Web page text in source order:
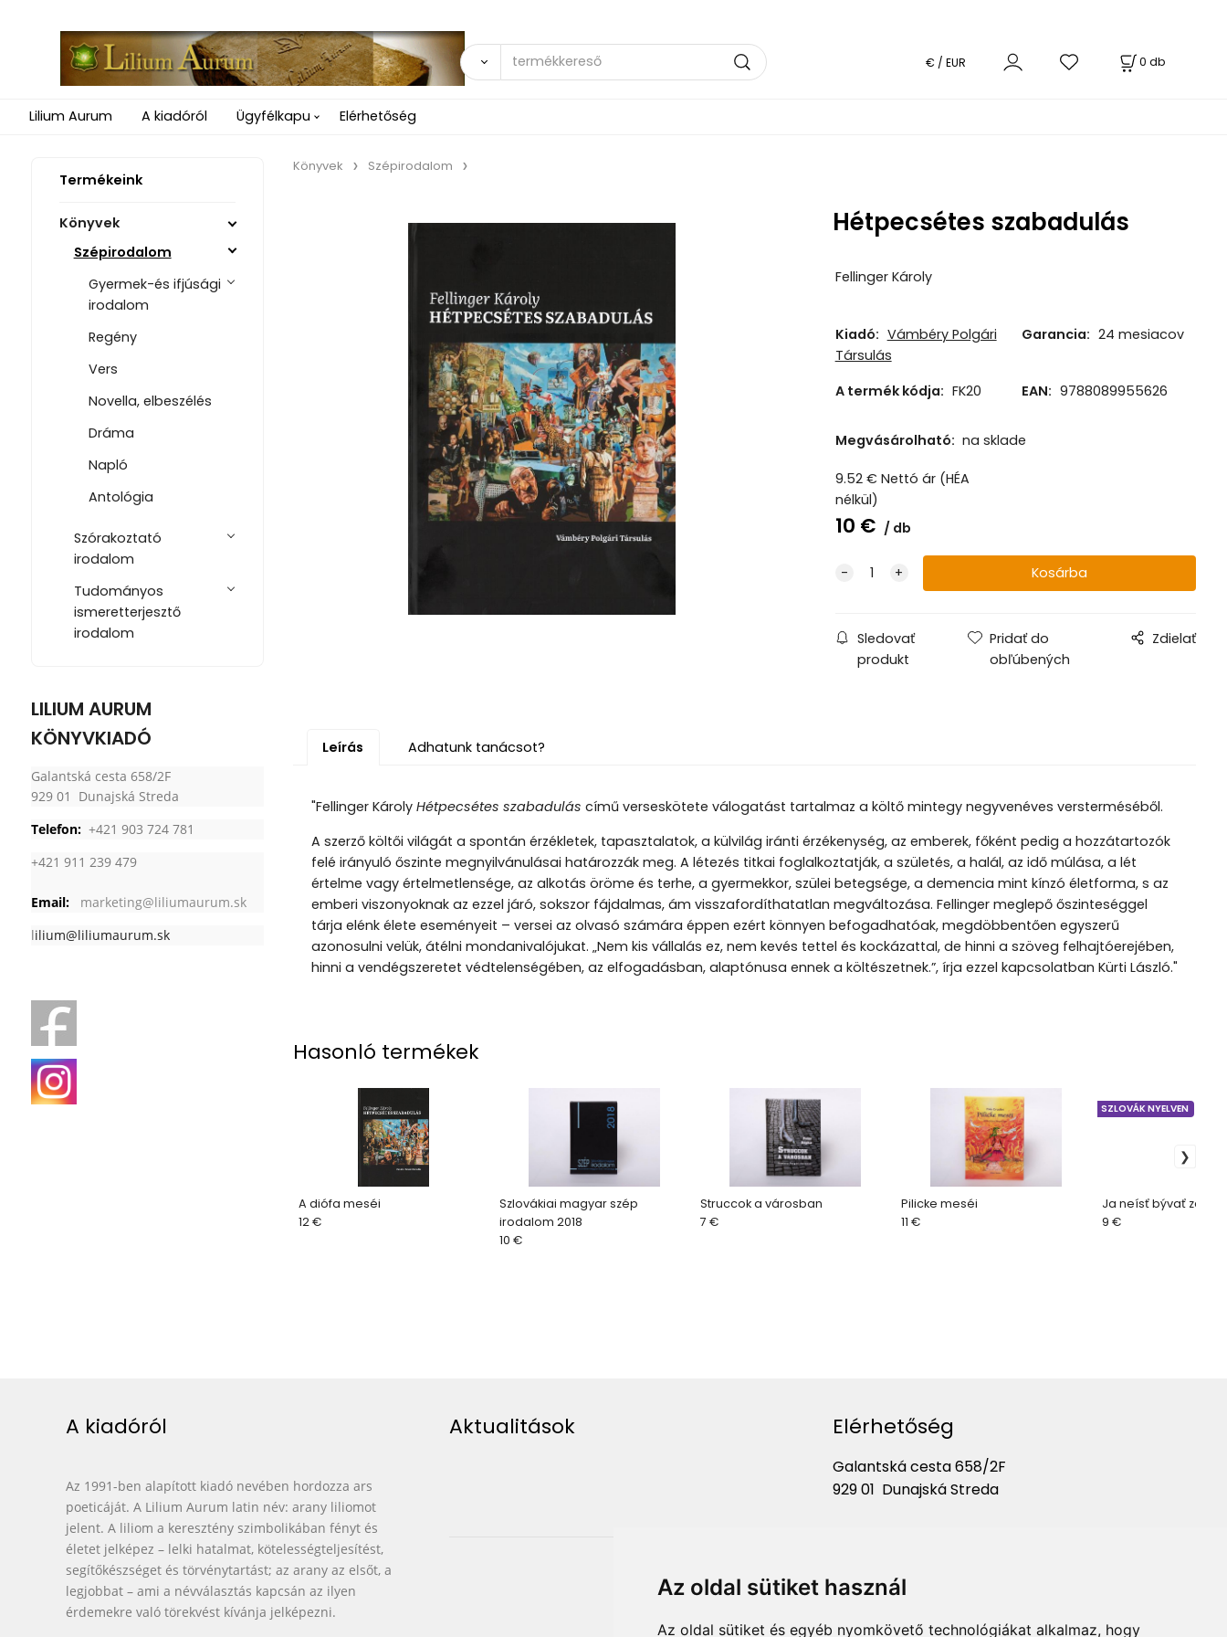
Az oldal sütiket használ
Az oldal sütiket és egyéb nyomkövető technológiákat alkalmaz, hogy
0 db
€ / EUR
Lilium Aurum A kiadóról Ügyfélkapu Elérhetőség
Termékeink
Könyvek
Szépirodalom
Gyermek-és ifjúsági
irodalom
Regény
Vers
Novella, elbeszélés
Dráma
Napló
Antológia
Szórakoztató
irodalom
Tudományos
ismeretterjesztő
irodalom
LILIUM AURUM
KÖNYVKIADÓ
Galantská cesta 658/2F
929 01 Dunajská Streda
Telefon: +421 903 724 781
+421 911 239 479
Email:
marketing@liliumaurum.sk
lilium@liliumaurum.sk
Könyvek Szépirodalom
Hétpecsétes szabadulás
Fellinger Károly
Kiadó: Vámbéry Polgári
Társulás
Garancia: 24 mesiacov
A termék kódja: FK20 EAN: 9788089955626
Megvásárolható: na sklade
9.52€ Nettó ár (HÉA
nélkül)
10 € db
Sledovať
produkt
Pridať do
obľúbených
Zdielať
Leírás Adhatunk tanácsot?
"Fellinger Károly Hétpecsétes szabadulás című verseskötete válogatást tartalmaz a költő mintegy negyvenéves versterméséből.
A szerző költői világát a spontán érzékletek, tapasztalatok, a külvilág iránti érzékenység, az emberek, főként pedig a hozzátartozók
felé irányuló őszinte megnyilvánulásai határozzák meg. A létezés titkai foglalkoztatják, a születés, a halál, az idő múlása, a lét
értelme vagy értelmetlensége, az alkotás öröme és terhe, a gyermekkor, szülei betegsége, a demencia mint kínzó életforma, s az
emberi viszonyoknak az ezzel járó, sokszor fájdalmas, ám visszafordíthatatlan megváltozása. Fellinger meglepő őszinteséggel
tárja elénk élete eseményeit – versei az olvasó számára éppen ezért könnyen befogadhatóak, megdöbbentően egyszerű
azonosulni velük, átélni mondanivalójukat. „Nem kis vállalás ez, nem kevés tettel és kockázattal, de hinni a szöveg felhajtóerejében,
hinni a vendégszeretet védtelenségében, az elfogadásban, alaptónusa ennek a költészetnek.”, írja ezzel kapcsolatban Kürti László."
Hasonló termékek
A diófa meséi
12 €
Szlovákiai magyar szép
irodalom 2018
10 €
Struccok a városban
7 €
Pilicke meséi
11 €
Ja neísť bývať
SZLOVÁK NYELVEN
9 €
A kiadóról
Az 1991-ben alapított kiadó nevében hordozza ars
poeticáját. A Lilium Aurum latin név: arany liliomot
jelent. A liliom a keresztény szimbolikában fényt és
életet jelképez – lelki hatalmat, kötelességteljesítést,
segítőkészséget és törvénytartást; az arany az elsőt, a
legjobbat – ami a névválasztás kapcsán az ilyen
érdemekre való törekvést kívánja jelképezni.
Aktualitások Elérhetőség
Galantská cesta 658/2F
929 01 Dunajská Streda